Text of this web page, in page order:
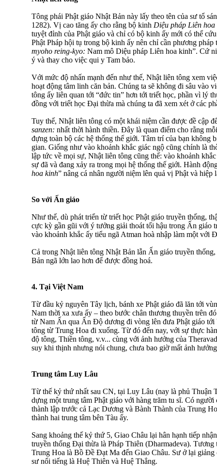
Tông phái Phật giáo Nhật Bản này lấy theo tên của sư tổ
1282). Vị cao tăng ấy cho rằng bộ kinh Diệu pháp Liên hoa
tuyệt đỉnh của Phật giáo và chỉ có bộ kinh ấy mới có thể
Phật Pháp hội tụ trong bộ kinh ấy nên chỉ cần phương pháp
myoho reing-kyo: Nam mô Diệu pháp Liên hoa kinh”. Cứ
ý và thay cho việc qui y Tam bảo.
Với mức độ nhấn mạnh đến như thế, Nhật liên tông xem
hoạt động tâm linh căn bản. Chúng ta sẽ không đi sâu vào
tông ấy liên quan tới “đức tin” hơn tới triết học, phần vì lý
đồng với triết học Ðại thừa mà chúng ta đã xem xét ở các
Tuy thế, Nhật liên tông có một khái niệm cần được đề cập
sanzen: nhất thời hành thiền. Ðây là quan điểm cho rằng
đựng toàn bộ các hệ thống thế giới. Tâm trí của bạn không
gian. Giống như vào khoảnh khắc giác ngộ cũng chính là
lập tức về mọi sự, Nhật liên tông cũng thế: vào khoảnh
sự đã và đang xảy ra trong mọi hệ thống thế giới. Hành
hoa kinh” nâng cá nhân người niệm lên quả vị Phật và
So với Ấn giáo
Như thế, dù phát triển từ triết học Phật giáo truyền thống,
cực kỳ gần gũi với ý tưởng giải thoát tối hậu trong Ấn giáo
vào khoảnh khắc ấy tiểu ngã Atman hoà nhập làm một với
Cả trong Nhật liên tông Nhật Bản lẫn Ấn giáo truyền thống,
Bản ngã lớn lao hơn để được đồng hoá.
4. Tại Việt Nam
Từ đầu kỷ nguyên Tây lịch, bánh xe Phật giáo đã lăn tới
Nam thời xa xưa ấy – theo bước chân thương thuyền trên
từ Nam Ấn qua Ấn Ðộ dương đi vòng lên đưa Phật giáo
tông từ Trung Hoa đi xuống. Từ đó đến nay, với sự thực
độ tông, Thiền tông, v.v... cùng với ảnh hưởng của
suy khi thịnh nhưng nói chung, chưa bao giờ mất ảnh
Trung tâm Luy Lâu
Từ thế kỷ thứ nhất sau CN, tại Luy Lâu (nay là phủ Thuận
dựng một trung tâm Phật giáo với hàng trăm tu sĩ. Có
thành lập trước cả Lạc Dương và Bành Thành của Trung
thành hai trung tâm bên Tàu ấy.
Sang khoảng thế kỷ thứ 5, Giao Châu lại hân hạnh tiếp
truyền thống Ðại thừa là Pháp Thiên (Dharmadeva). Tương
Trung Hoa là Bồ Ðề Ðạt Ma đến Giao Châu. Sư ở lại giảng
sư nổi tiếng là Huệ Thiên và Huệ Thắng.